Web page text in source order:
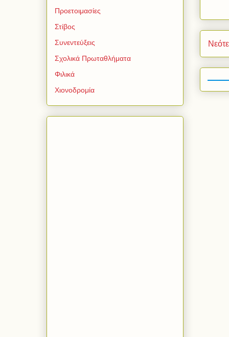
Προετοιμασίες
Στίβος
Συνεντεύξεις
Σχολικά Πρωταθλήματα
Φιλικά
Χιονοδρομία